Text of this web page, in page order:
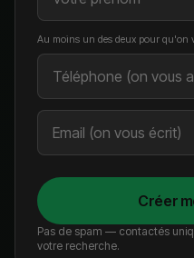
Au moins un des deux pour qu'on
Créer
Pas de spam — contactés
votre recherche.